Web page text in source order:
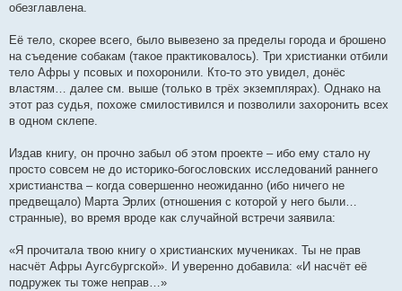
обезглавлена.
Её тело, скорее всего, было вывезено за пределы города и брошено
на съедение собакам (такое практиковалось). Три христианки отбили
тело Афры у псовых и похоронили. Кто-то это увидел, донёс
властям… далее см. выше (только в трёх экземплярах). Однако на
этот раз судья, похоже смилостивился и позволили захоронить всех
в одном склепе.
Издав книгу, он прочно забыл об этом проекте – ибо ему стало ну
просто совсем не до историко-богословских исследований раннего
христианства – когда совершенно неожиданно (ибо ничего не
предвещало) Марта Эрлих (отношения с которой у него были…
странные), во время вроде как случайной встречи заявила:
«Я прочитала твою книгу о христианских мучениках. Ты не прав
насчёт Афры Аугсбургской». И уверенно добавила: «И насчёт её
подружек ты тоже неправ…»